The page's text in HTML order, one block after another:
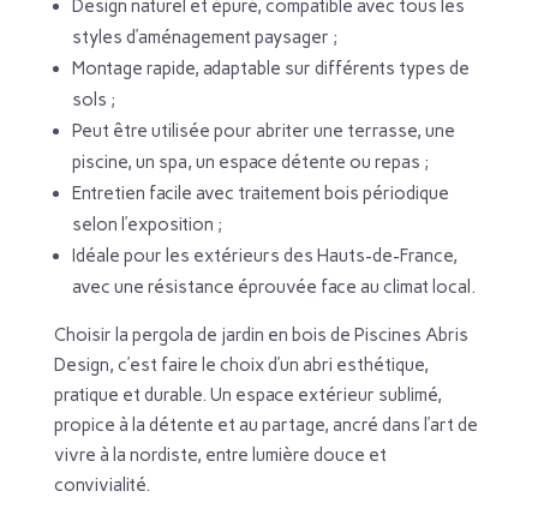
Design naturel et épuré, compatible avec tous les
styles d’aménagement paysager ;
Montage rapide, adaptable sur différents types de
sols ;
Peut être utilisée pour abriter une terrasse, une
piscine, un spa, un espace détente ou repas ;
Entretien facile avec traitement bois périodique
selon l’exposition ;
Idéale pour les extérieurs des Hauts-de-France,
avec une résistance éprouvée face au climat local.
Choisir la pergola de jardin en bois de Piscines Abris
Design, c’est faire le choix d’un abri esthétique,
pratique et durable. Un espace extérieur sublimé,
propice à la détente et au partage, ancré dans l’art de
vivre à la nordiste, entre lumière douce et
convivialité.